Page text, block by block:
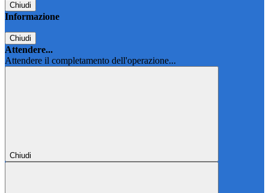
Chiudi
Informazione
Chiudi
Attendere...
Attendere il completamento dell'operazione...
Chiudi